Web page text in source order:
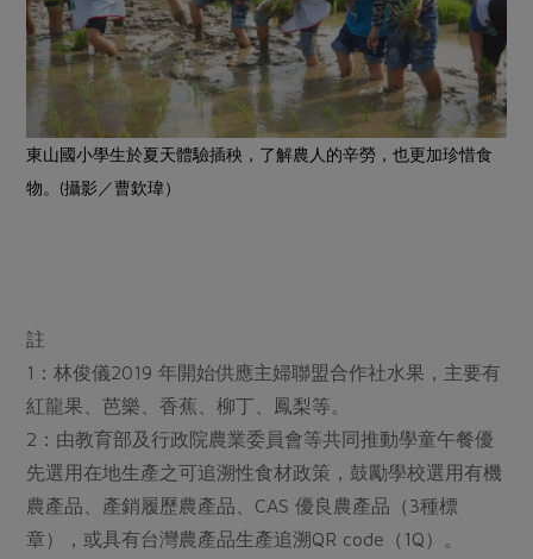
東山國小學生於夏天體驗插秧，了解農人的辛勞，也更加珍惜食
物。(攝影／曹欽瑋）
註
1：林俊儀2019 年開始供應主婦聯盟合作社水果，主要有
紅龍果、芭樂、香蕉、柳丁、鳳梨等。
2：由教育部及行政院農業委員會等共同推動學童午餐優
先選用在地生產之可追溯性食材政策，鼓勵學校選用有機
農產品、產銷履歷農產品、CAS 優良農產品（3種標
章），或具有台灣農產品生產追溯QR code（1Q）。